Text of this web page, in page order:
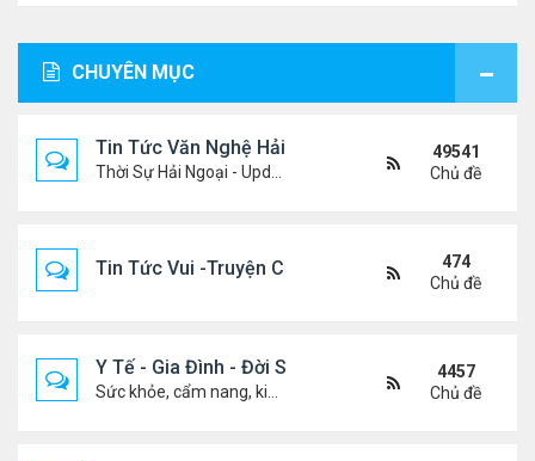
CHUYÊN MỤC
Tin Tức Văn Nghệ Hải Ngoại
49541
Chủ đề
Tin Tức Vui -Truyện Cười- Video Hài
474
Chủ đề
Y Tế - Gia Đình - Đời Sống
4457
Chủ đề